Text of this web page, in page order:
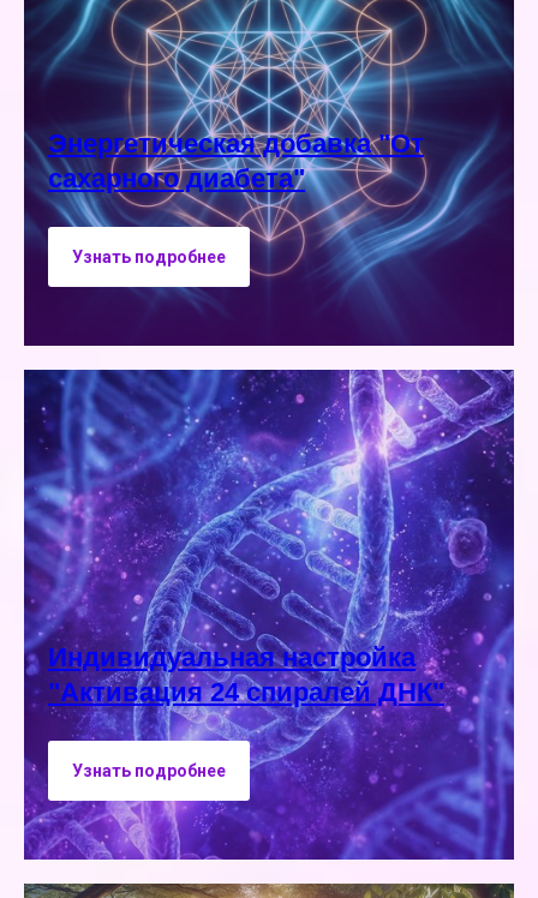
Энергетическая добавка "От
сахарного диабета"
Узнать подробнее
Индивидуальная настройка
"Активация 24 спиралей ДНК"
Узнать подробнее